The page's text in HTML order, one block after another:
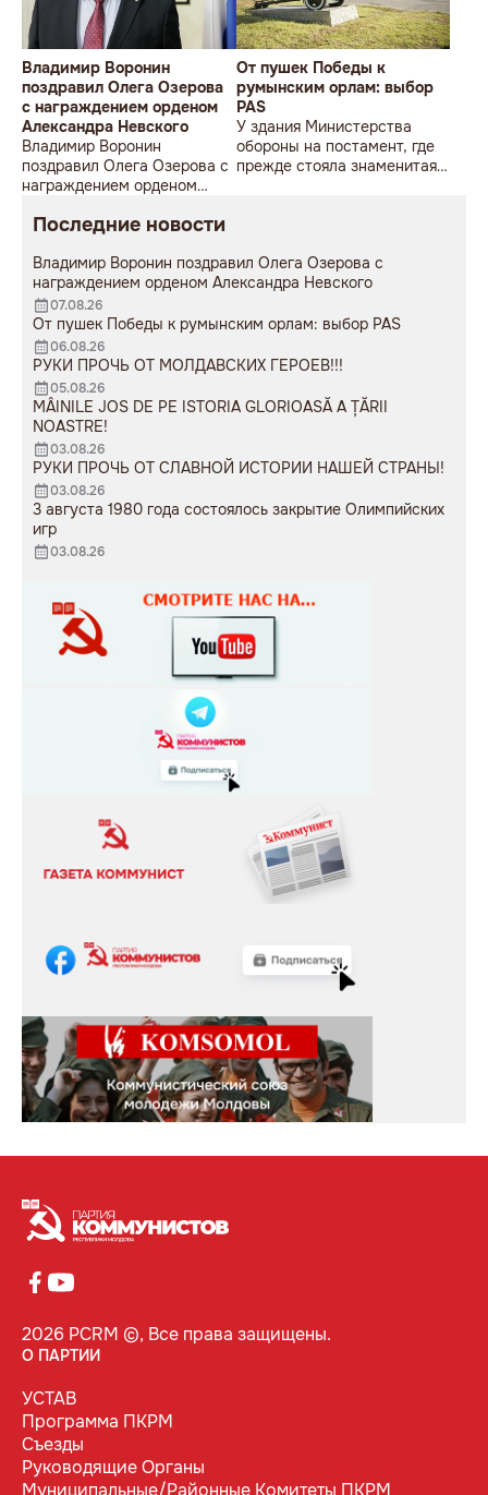
Владимир Воронин
поздравил Олега Озерова
с награждением орденом
Александра Невского
Владимир Воронин
поздравил Олега Озерова с
награждением орденом
От пушек Победы к
румынским орлам: выбор
PAS
У здания Министерства
обороны на постамент, где
прежде стояла знаменитая
Последние новости
Владимир Воронин поздравил Олега Озерова с
награждением орденом Александра Невского
07.08.26
От пушек Победы к румынским орлам: выбор PAS
06.08.26
РУКИ ПРОЧЬ ОТ МОЛДАВСКИХ ГЕРОЕВ!!!
05.08.26
MÂINILE JOS DE PE ISTORIA GLORIOASĂ A ȚĂRII
NOASTRE!
03.08.26
РУКИ ПРОЧЬ ОТ СЛАВНОЙ ИСТОРИИ НАШЕЙ СТРАНЫ!
03.08.26
3 августа 1980 года состоялось закрытие Олимпийских
игр
03.08.26
2026 PCRM ©, Все права защищены.
О ПАРТИИ
УСТАВ
Программа ПКРМ
Съезды
Руководящие Органы
Муниципальные/Районные Комитеты ПКРМ